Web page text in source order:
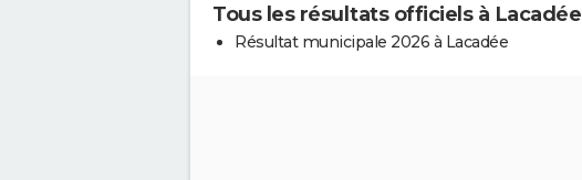
Tous les résultats officiels à Lacadée
Résultat municipale 2026 à Lacadée